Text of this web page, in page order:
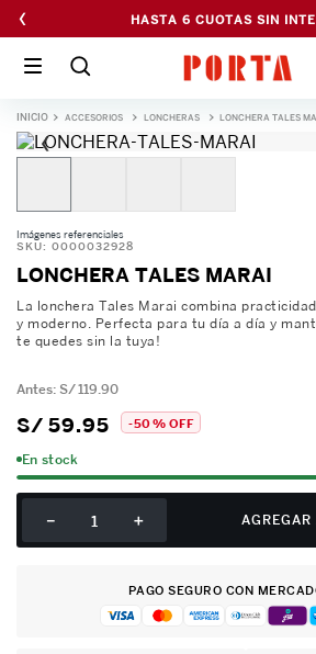
‹ HASTA 6 CUOTAS SIN
ACCESORIOS LONCHERAS LONCHERA TALES
‹
Imágenes referenciales
SKU: 0000032928
LONCHERA TALES MARAI
La lonchera Tales Marai combina
y moderno. Perfecta para tu día a día y
te quedes sin la tuya!
S/119.90
S/ 59.95 -50 % OFF
En stock
＋
－
PAGO SEGURO CON